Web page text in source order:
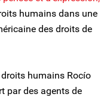
humains dans une
des droits de
humains Rocío
par des agents de